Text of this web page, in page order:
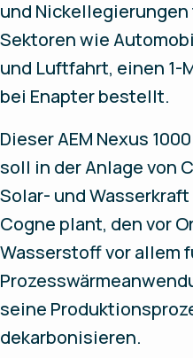
und
Sektoren wie
und Luftfahrt, einen
bei Enapter bestellt.
Dieser AEM Nexus
soll in der Anlage von
Solar- und
Cogne plant, den vor
Wasserstoff vor allem
seine
dekarbonisieren.